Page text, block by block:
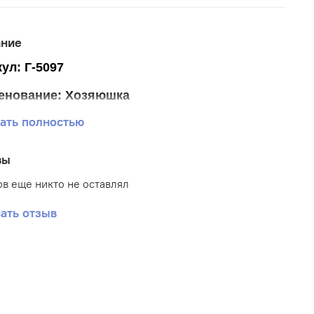
Г-5097
Хозяюшка
ткани 40*50 см
Люди
Габардин
полностью
еще никто не оставлял
отзыв